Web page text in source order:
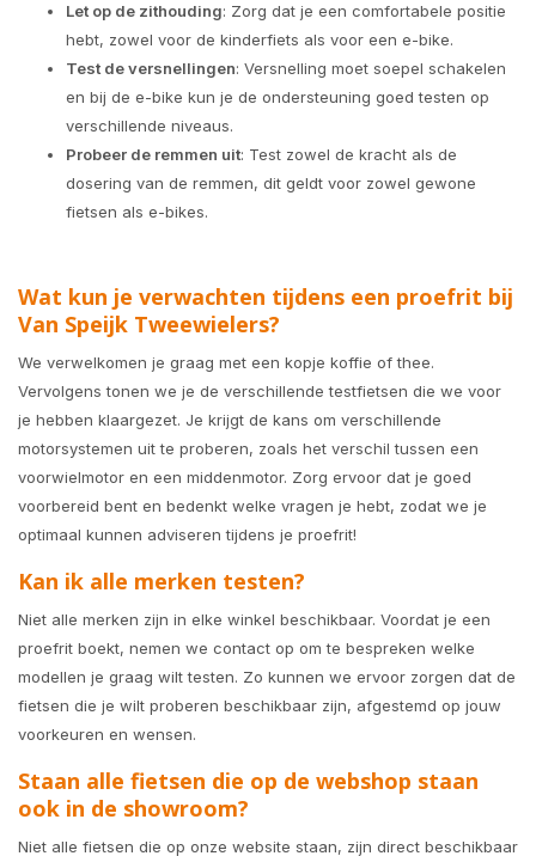
Let op de zithouding: Zorg dat je een comfortabele positie
hebt, zowel voor de kinderfiets als voor een e-bike.
Test de versnellingen: Versnelling moet soepel schakelen
en bij de e-bike kun je de ondersteuning goed testen op
verschillende niveaus.
Probeer de remmen uit: Test zowel de kracht als de
dosering van de remmen, dit geldt voor zowel gewone
fietsen als e-bikes.
Wat kun je verwachten tijdens een proefrit bij
Van Speijk Tweewielers?
We verwelkomen je graag met een kopje koffie of thee.
Vervolgens tonen we je de verschillende testfietsen die we voor
je hebben klaargezet. Je krijgt de kans om verschillende
motorsystemen uit te proberen, zoals het verschil tussen een
voorwielmotor en een middenmotor. Zorg ervoor dat je goed
voorbereid bent en bedenkt welke vragen je hebt, zodat we je
optimaal kunnen adviseren tijdens je proefrit!
Kan ik alle merken testen?
Niet alle merken zijn in elke winkel beschikbaar. Voordat je een
proefrit boekt, nemen we contact op om te bespreken welke
modellen je graag wilt testen. Zo kunnen we ervoor zorgen dat de
fietsen die je wilt proberen beschikbaar zijn, afgestemd op jouw
voorkeuren en wensen.
Staan alle fietsen die op de webshop staan
ook in de showroom?
Niet alle fietsen die op onze website staan, zijn direct beschikbaar